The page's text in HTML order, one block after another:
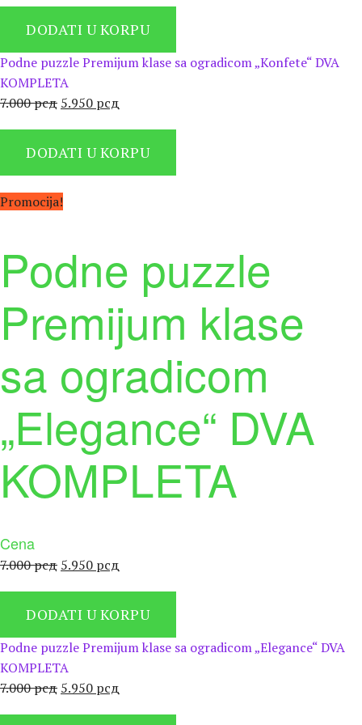
била:
7.000 рсд.
5.950 рсд.
DODATI U KORPU
Podne puzzle Premijum klase sa ogradicom „Konfete“ DVA
KOMPLETA
7.000рсд Оригинална
била:
5.950 рсд
5.950 рсд.
DODATI U KORPU
Promocija!
Podne puzzle
Premijum klase
sa ogradicom
„Elegance“ DVA
KOMPLETA
Cena
7.000рсд Оригинална
била:
7.000 рсд.
5.950 рсд
5.950 рсд.
DODATI U KORPU
Podne puzzle Premijum klase sa ogradicom „Elegance“ DVA
KOMPLETA
7.000рсд Оригинална
5.950 рсд